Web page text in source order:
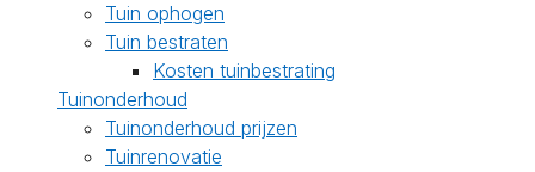
Tuin ophogen
Tuin bestraten
Kosten tuinbestrating
Tuinonderhoud
Tuinonderhoud prijzen
Tuinrenovatie